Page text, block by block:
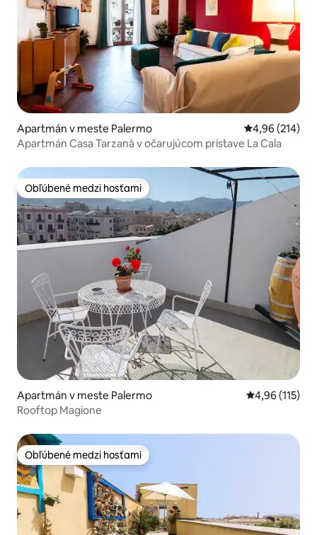
Apartmán v meste Palermo Priemerné
4,96 (214)
Apartmán Casa Tarzanà v očarujúcom prístave La Cala
Obľúbené medzi hosťami
Obľúbené medzi hosťami
Apartmán v meste Palermo Priemerné
4,96 (115)
Rooftop Magione
Obľúbené medzi hosťami
Obľúbené medzi hosťami